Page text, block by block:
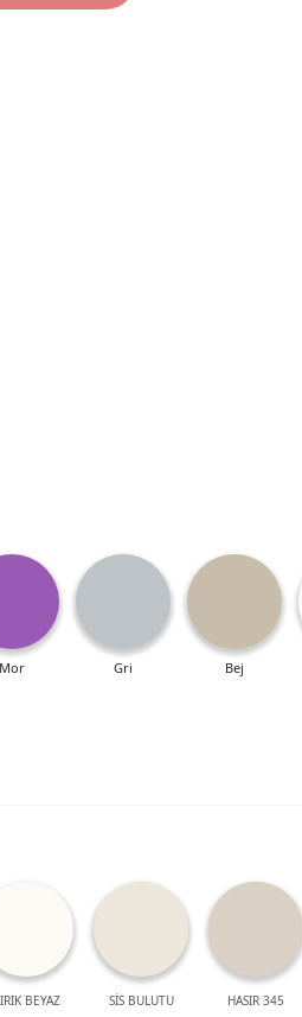
Mor Gri Bej
BEYAZ SİS BULUTU HASIR 345